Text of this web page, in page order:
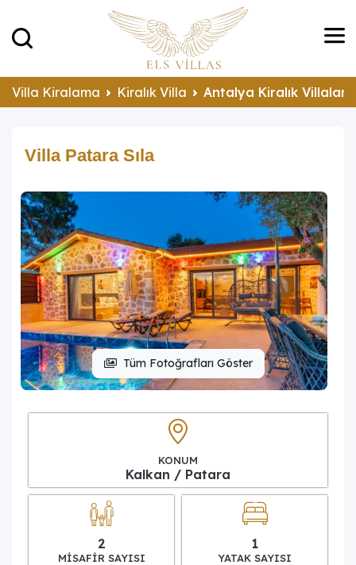
Villa Kiralama Kiralık Villa Antalya Kiralık Villalar
Villa Patara Sıla
Tüm Fotoğrafları Göster
KONUM
Kalkan / Patara
2
MISAFIR SAYISI
1
YATAK SAYISI